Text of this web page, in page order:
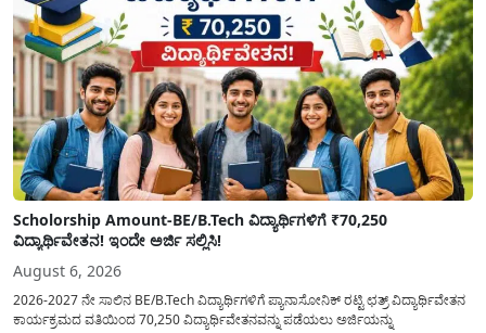
Scholorship Amount-BE/B.Tech ವಿದ್ಯಾರ್ಥಿಗಳಿಗೆ ₹70,250
ವಿದ್ಯಾರ್ಥಿವೇತನ! ಇಂದೇ ಅರ್ಜಿ ಸಲ್ಲಿಸಿ!
August 6, 2026
2026-2027 ನೇ ಸಾಲಿನ BE/B.Tech ವಿದ್ಯಾರ್ಥಿಗಳಿಗೆ ಪ್ಯಾನಾಸೋನಿಕ್ ರಟ್ಟಿ ಛತ್ರ್ ವಿದ್ಯಾರ್ಥಿವೇತನ
ಕಾರ್ಯಕ್ರಮದ ವತಿಯಿಂದ 70,250 ವಿದ್ಯಾರ್ಥಿವೇತನವನ್ನು ಪಡೆಯಲು ಅರ್ಜಿಯನ್ನು